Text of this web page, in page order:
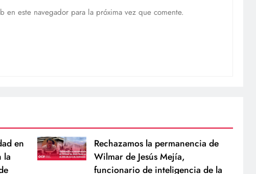
este navegador para la próxima vez que comente.
en
la
Rechazamos la permanencia de
Wilmar de Jesús Mejía,
funcionario de inteligencia de la